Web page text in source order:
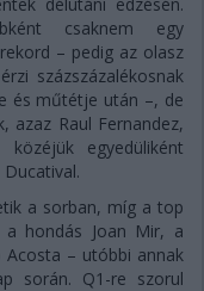
délutáni edzésén.
csaknem egy
– pedig az olasz
százszázalékosnak
és műtétje után –, de
azaz Raul Fernandez,
egyedüliként
a sorban, míg a top
hondás Joan Mir, a
Acosta – utóbbi annak
során. Q1-re szorul